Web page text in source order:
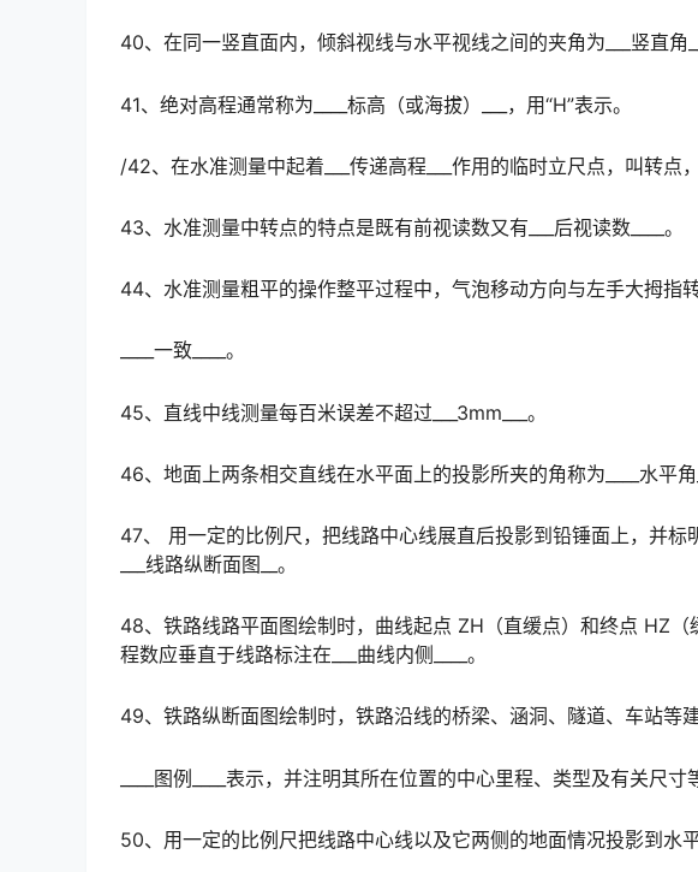
40、在同一竖直面内，倾斜视线与水平视线之间的夹角为___竖直角
41、绝对高程通常称为____标高（或海拔）___，用“H”表示。
/42、在水准测量中起着___传递高程___作用的临时立尺点，叫转点，
43、水准测量中转点的特点是既有前视读数又有___后视读数____。
44、水准测量粗平的操作整平过程中，气泡移动方向与左手大拇指
____一致____。
45、直线中线测量每百米误差不超过___3mm___。
46、地面上两条相交直线在水平面上的投影所夹的角称为____水平角
47、 用一定的比例尺，把线路中心线展直后投影到铅锤面上，并
___线路纵断面图__。
48、铁路线路平面图绘制时，曲线起点 ZH（直缓点）和终点 HZ
程数应垂直于线路标注在___曲线内侧____。
49、铁路纵断面图绘制时，铁路沿线的桥梁、涵洞、隧道、车站等
____图例____表示，并注明其所在位置的中心里程、类型及有关尺寸
50、用一定的比例尺把线路中心线以及它两侧的地面情况投影到水